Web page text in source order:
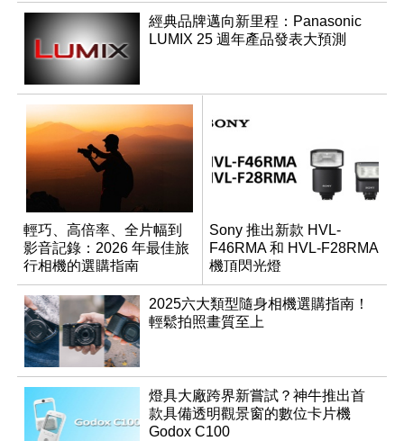
經典品牌邁向新里程：Panasonic
LUMIX 25 週年產品發表大預測
輕巧、高倍率、全片幅到
影音記錄：2026 年最佳旅
行相機的選購指南
Sony 推出新款 HVL-
F46RMA 和 HVL-F28RMA
機頂閃光燈
2025六大類型隨身相機選購指南！
輕鬆拍照畫質至上
燈具大廠跨界新嘗試？神牛推出首
款具備透明觀景窗的數位卡片機
Godox C100